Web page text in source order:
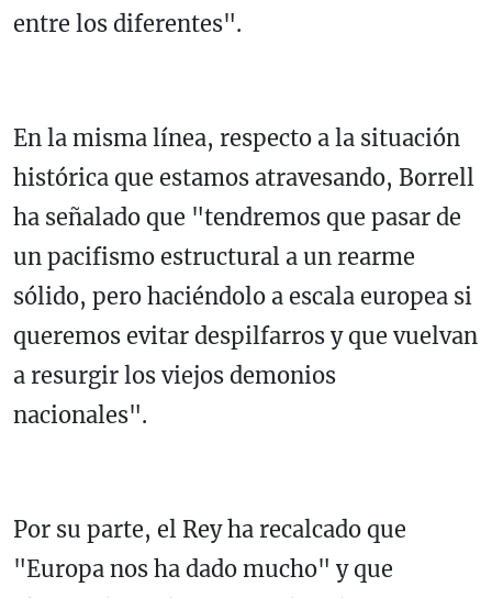
entre los diferentes".
En la misma línea, respecto a la situación
histórica que estamos atravesando, Borrell
ha señalado que "tendremos que pasar de
un pacifismo estructural a un rearme
sólido, pero haciéndolo a escala europea si
queremos evitar despilfarros y que vuelvan
a resurgir los viejos demonios
nacionales".
Por su parte, el Rey ha recalcado que
"Europa nos ha dado mucho" y que